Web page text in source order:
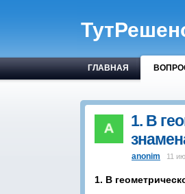
ГЛАВНАЯ
1. В
anonim 11
1. В